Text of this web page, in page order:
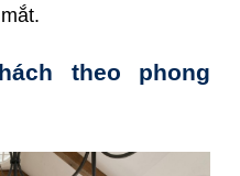
theo phong